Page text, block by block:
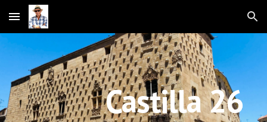
Skip to main content Skip to navigation
Castilla 26